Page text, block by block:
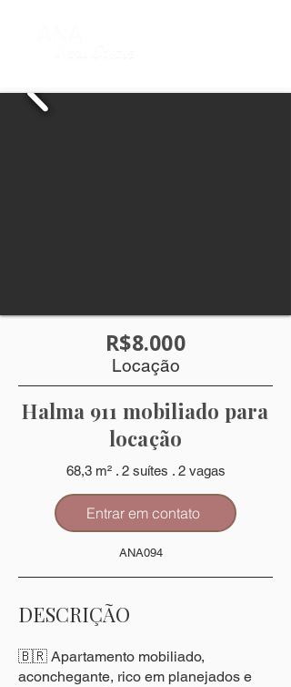
R$8.000
Locação
Halma 911 mobiliado para
locação
68,3 m² . 2 suítes . 2 vagas
Entrar em contato
ANA094
DESCRIÇÃO
🇧🇷 Apartamento mobiliado,
aconchegante, rico em planejados e